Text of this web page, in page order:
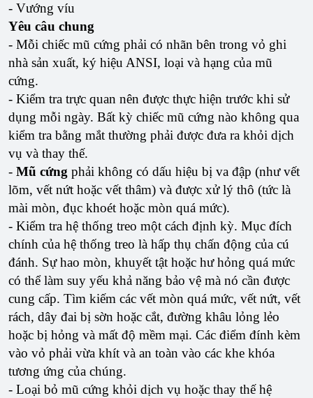
- Vướng víu
Yêu câu chung
- Mỗi chiếc mũ cứng phải có nhãn bên trong vỏ ghi
nhà sản xuất, ký hiệu ANSI, loại và hạng của mũ
cứng.
- Kiểm tra trực quan nên được thực hiện trước khi sử
dụng mỗi ngày. Bất kỳ chiếc mũ cứng nào không qua
kiểm tra bằng mắt thường phải được đưa ra khỏi dịch
vụ và thay thế.
- Mũ cứng phải không có dấu hiệu bị va đập (như vết
lõm, vết nứt hoặc vết thâm) và được xử lý thô (tức là
mài mòn, đục khoét hoặc mòn quá mức).
- Kiểm tra hệ thống treo một cách định kỳ. Mục đích
chính của hệ thống treo là hấp thụ chấn động của cú
đánh. Sự hao mòn, khuyết tật hoặc hư hỏng quá mức
có thể làm suy yếu khả năng bảo vệ mà nó cần được
cung cấp. Tìm kiếm các vết mòn quá mức, vết nứt, vết
rách, dây đai bị sờn hoặc cắt, đường khâu lỏng lẻo
hoặc bị hỏng và mất độ mềm mại. Các điểm đính kèm
vào vỏ phải vừa khít và an toàn vào các khe khóa
tương ứng của chúng.
- Loại bỏ mũ cứng khỏi dịch vụ hoặc thay thế hệ